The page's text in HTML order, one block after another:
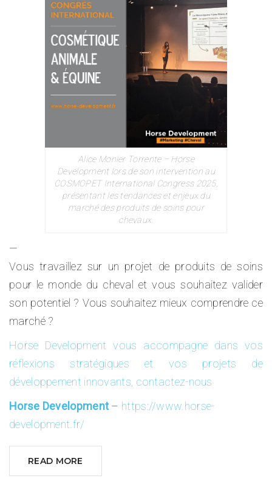
Alice Monier Torrente – Horse
Development lors de son intervention au
COSMOPET International Congress 2025,
présentant les tendances et enjeux du
marché des produits de soins pour
chevaux.
—
Vous travaillez sur un projet de produits de soins
pour le monde du cheval et vous souhaitez valider
son potentiel ? Vous souhaitez mieux comprendre ce
marché ?
Horse Development vous accompagne dans vos
réflexions stratégiques et vos projets de
développement innovants, contactez-nous
Horse Development– https://www.horse-
development.fr/
READ MORE